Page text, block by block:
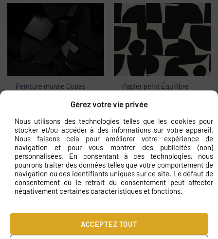
Gérez votre vie privée
Nous utilisons des technologies telles que les cookies pour
stocker et/ou accéder à des informations sur votre appareil.
Nous faisons cela pour améliorer votre expérience de
navigation et pour vous montrer des publicités (non)
personnalisées. En consentant à ces technologies, nous
pourrons traiter des données telles que votre comportement de
navigation ou des identifiants uniques sur ce site. Le défaut de
consentement ou le retrait du consentement peut affecter
négativement certaines caractéristiques et fonctions.
ACCEPTEZ TOUT
Peinture murale Cubes
Papier peint Équilibre
€11.83
derrière le voile d’or
colorée à Zanik
€11.83